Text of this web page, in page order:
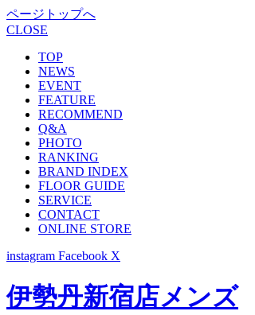
ページトップへ
CLOSE
TOP
NEWS
EVENT
FEATURE
RECOMMEND
Q&A
PHOTO
RANKING
BRAND INDEX
FLOOR GUIDE
SERVICE
CONTACT
ONLINE STORE
instagram Facebook X
伊勢丹新宿店メンズ